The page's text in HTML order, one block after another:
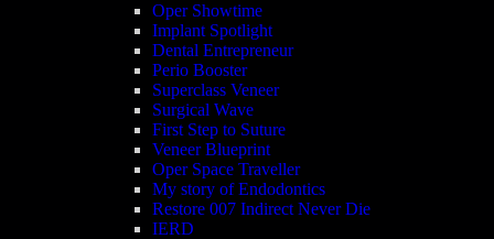
Oper Showtime
Implant Spotlight
Dental Entrepreneur
Perio Booster
Superclass Veneer
Surgical Wave
First Step to Suture
Veneer Blueprint
Oper Space Traveller
My story of Endodontics
Restore 007 Indirect Never Die
IERD